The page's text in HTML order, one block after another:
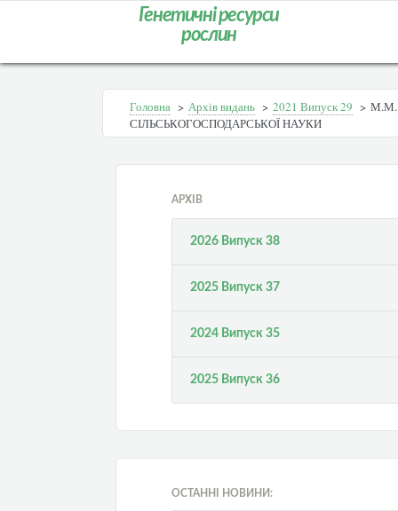
Генетичні ресурси
рослин
Головна > Архів видань > 2021 Випуск 29 > М.М.
СІЛЬСЬКОГОСПОДАРСЬКОЇ НАУКИ
АРХІВ
2026 Випуск 38
2025 Випуск 37
2024 Випуск 35
2025 Випуск 36
ОСТАННІ НОВИНИ: